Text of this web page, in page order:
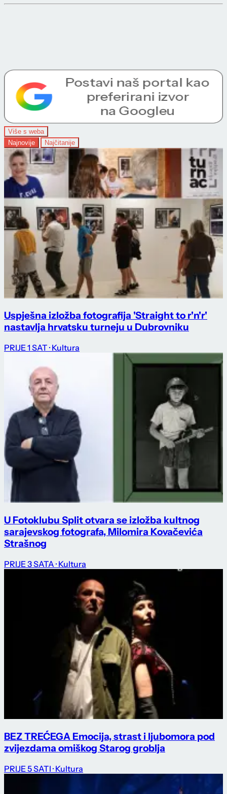
Više s weba
Najnovije
Najčitanije
Uspješna izložba fotografija 'Straight to r'n'r'
nastavlja hrvatsku turneju u Dubrovniku
PRIJE 1 SAT · Kultura
U Fotoklubu Split otvara se izložba kultnog
sarajevskog fotografa, Milomira Kovačevića
Strašnog
PRIJE 3 SATA · Kultura
BEZ TREĆEGA Emocija, strast i ljubomora pod
zvijezdama omiškog Starog groblja
PRIJE 5 SATI · Kultura